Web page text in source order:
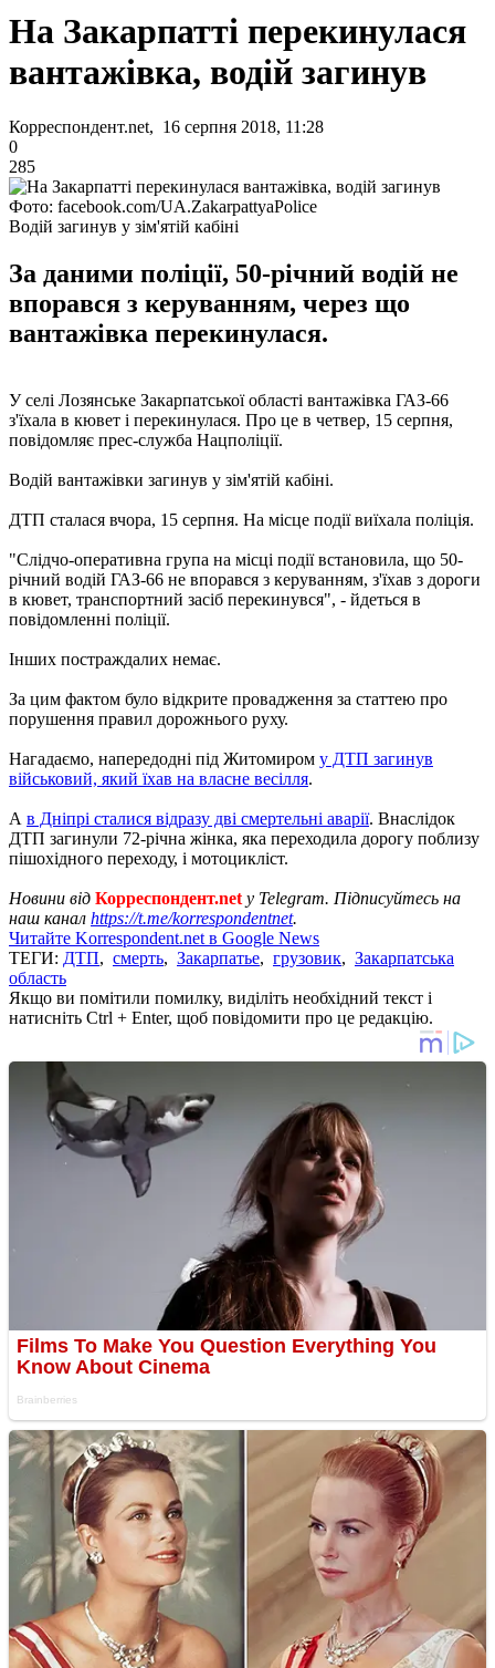
На Закарпатті перекинулася
вантажівка, водій загинув
Корреспондент.net, 16 серпня 2018, 11:28
0
285
Фото: facebook.com/UA.ZakarpattyaPolice
Водій загинув у зім'ятій кабіні
За даними поліції, 50-річний водій не
впорався з керуванням, через що
вантажівка перекинулася.
У селі Лозянське Закарпатської області вантажівка ГАЗ-66
з'їхала в кювет і перекинулася. Про це в четвер, 15 серпня,
повідомляє прес-служба Нацполіції.
Водій вантажівки загинув у зім'ятій кабіні.
ДТП сталася вчора, 15 серпня. На місце події виїхала поліція.
"Слідчо-оперативна група на місці події встановила, що 50-
річний водій ГАЗ-66 не впорався з керуванням, з'їхав з дороги
в кювет, транспортний засіб перекинувся", - йдеться в
повідомленні поліції.
Інших постраждалих немає.
За цим фактом було відкрите провадження за статтею про
порушення правил дорожнього руху.
Нагадаємо, напередодні під Житомиром у ДТП загинув
військовий, який їхав на власне весілля.
А в Дніпрі сталися відразу дві смертельні аварії. Внаслідок
ДТП загинули 72-річна жінка, яка переходила дорогу поблизу
пішохідного переходу, і мотоцикліст.
Новини від Корреспондент.net у Telegram. Підписуйтесь на
наш канал https://t.me/korrespondentnet.
Читайте Korrespondent.net в Google News
ТЕГИ: ДТП, смерть, Закарпатье, грузовик, Закарпатська
область
Якщо ви помітили помилку, виділіть необхідний текст і
натисніть Ctrl + Enter, щоб повідомити про це редакцію.